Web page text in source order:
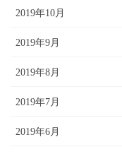
2019年10月
2019年9月
2019年8月
2019年7月
2019年6月